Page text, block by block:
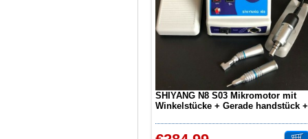
SHIYANG N8 S03 Mikromotor mit
Winkelstücke + Gerade handstück +